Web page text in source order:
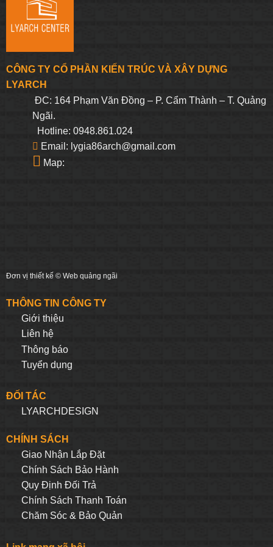
CÔNG TY CỔ PHẦN KIẾN TRÚC VÀ XÂY DỰNG
LYARCH
ĐC: 164 Phạm Văn Đồng – P. Cẩm Thành – T. Quảng
Ngãi.
Hotline: 0948.861.024
Email: lygia86arch@gmail.com
Map:
Đơn vị thiết kế © Web quảng ngãi
THÔNG TIN CÔNG TY
Giới thiệu
Liên hệ
Thông báo
Tuyển dụng
ĐỐI TÁC
LYARCHDESIGN
CHÍNH SÁCH
Giao Nhận Lắp Đặt
Chính Sách Bảo Hành
Quy Định Đối Trả
Chính Sách Thanh Toán
Chăm Sóc & Bảo Quản